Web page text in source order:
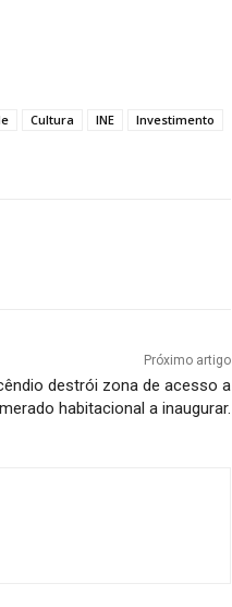
Cultura INE
Investimento
Próximo artigo
destrói zona de acesso a
habitacional a inaugurar.